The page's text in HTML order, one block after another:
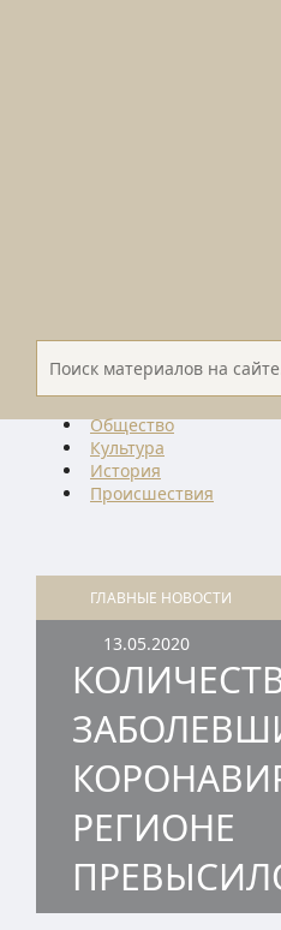
Общество
Культура
История
Проиcшествия
ГЛАВНЫЕ НОВОСТИ
13.05.2020
РЕГИОНЕ